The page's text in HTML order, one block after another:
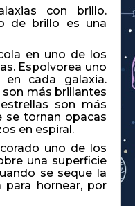
con brillo.
de brillo es una
en uno de los
Espolvorea uno
cada galaxia.
son más brillantes
son más
se tornan opacas
en espiral.
uno de los
una superficie
se seque la
para hornear, por